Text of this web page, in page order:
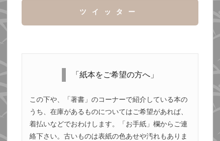
ツイッター
「紙本をご希望の方へ」
この下や、「著書」のコーナーで紹介している本の
うち、在庫があるものについてはご希望があれば、
着払いなどでおわけします。「お手紙」欄からご連
絡下さい。古いものは表紙の色あせや汚れもありま